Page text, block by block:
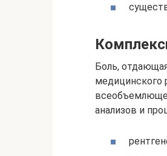
Боль,
медицинского
всеобъемлюще
анализов и